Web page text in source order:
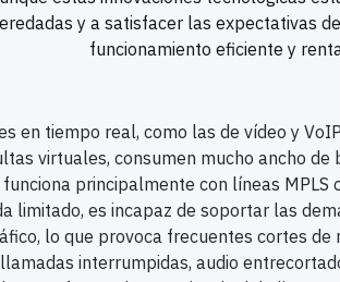
y a satisfacer las expectativas
funcionamiento eficiente y
en tiempo real, como las de vídeo y
virtuales, consumen mucho ancho de
funciona principalmente con líneas MPLS
limitado, es incapaz de soportar las
lo que provoca frecuentes cortes de
interrumpidas, audio